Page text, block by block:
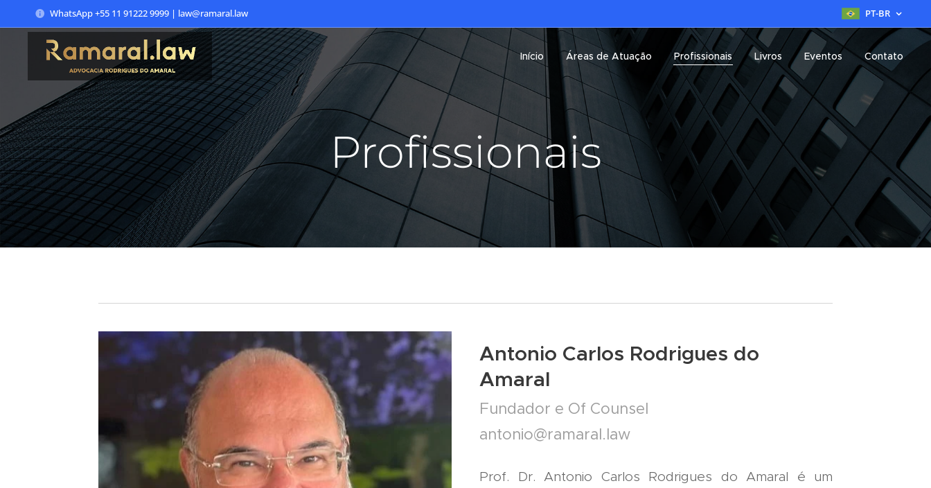
WhatsApp +55 11 91222 9999 | law@ramaral.law PT-BR
Início Áreas de Atuação Profissionais Livros Eventos Contato
Profissionais
Antonio Carlos Rodrigues do
Amaral
Fundador e Of Counsel
antonio@ramaral.law
Prof. Dr. Antonio Carlos Rodrigues do Amaral é um